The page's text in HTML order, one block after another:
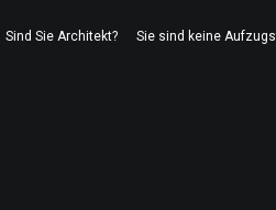
Sind Sie Architekt? Sie sind keine